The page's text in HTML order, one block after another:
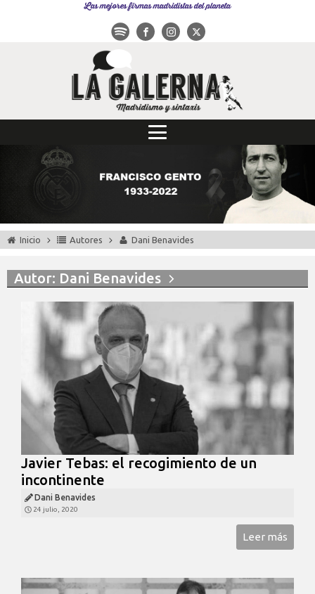
Las mejores firmas madridistas del planeta
Inicio Autores Dani Benavides
Autor: Dani Benavides
Javier Tebas: el recogimiento de un
incontinente
Dani Benavides
24 julio, 2020
Leer más